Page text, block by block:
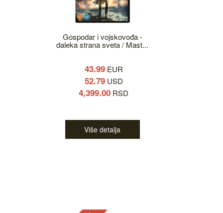
Gospodar i vojskovođa -
daleka strana sveta / Mast...
43.99EUR
52.79USD
4,399.00 RSD
Više detalja